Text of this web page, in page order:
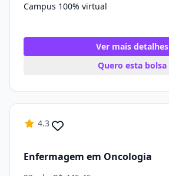
Campus 100% virtual
Ver mais detalhes
Quero esta bolsa
4.3
Enfermagem em Oncologia